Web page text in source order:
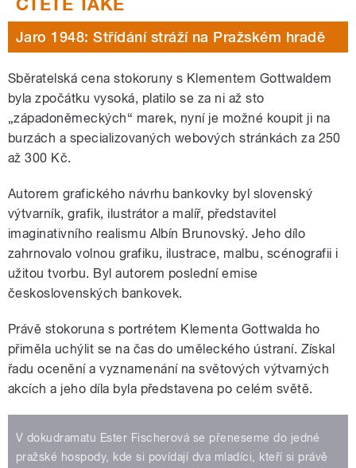
Jaro 1948: Střídání stráží na Pražském hradě
Sběratelská cena stokoruny s Klementem Gottwaldem
byla zpočátku vysoká, platilo se za ni až sto
„západoněmeckých“ marek, nyní je možné koupit ji na
burzách a specializovaných webových stránkách za 250
až 300 Kč.
Autorem grafického návrhu bankovky byl slovenský
výtvarník, grafik, ilustrátor a malíř, představitel
imaginativního realismu Albín Brunovský. Jeho dílo
zahrnovalo volnou grafiku, ilustrace, malbu, scénografii i
užitou tvorbu. Byl autorem poslední emise
československých bankovek.
Právě stokoruna s portrétem Klementa Gottwalda ho
přiměla uchýlit se na čas do uměleckého ústraní. Získal
řadu ocenění a vyznamenání na světových výtvarných
akcích a jeho díla byla představena po celém světě.
V dokudramatu Ester Fischerová se přeneseme do jedné
pražské hospody, kde si povídají dva mladíci, kteří si právě